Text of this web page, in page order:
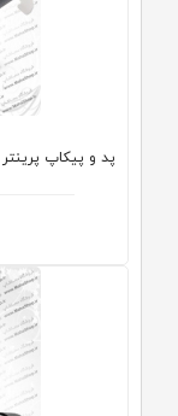
پد و پیکاپ پرینتر Epson T50